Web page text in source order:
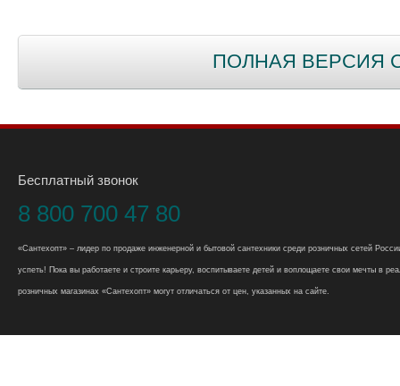
ПОЛНАЯ ВЕРСИЯ
Бесплатный звонок
8 800 700 47 80
«Сантехопт» – лидер по продаже инженерной и бытовой сантехники среди розничных сетей
успеть! Пока вы работаете и строите карьеру, воспитываете детей и воплощаете свои мечты в
розничных магазинах «Сантехопт» могут отличаться от цен, указанных на сайте.